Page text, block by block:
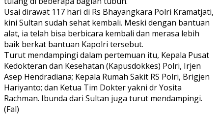
Usai dirawat 117 hari di Rs Bhayangkara Polri Kramatjati,
kini Sultan sudah sehat kembali. Meski dengan bantuan
alat, ia telah bisa berbicara kembali dan merasa lebih
baik berkat bantuan Kapolri tersebut.
Turut mendampingi dalam pertemuan itu, Kepala Pusat
Kedokteran dan Kesehatan (Kapusdokkes) Polri, Irjen
Asep Hendradiana; Kepala Rumah Sakit RS Polri, Brigjen
Hariyanto; dan Ketua Tim Dokter yakni dr Yosita
Rachman. Ibunda dari Sultan juga turut mendampingi.
(Fal)